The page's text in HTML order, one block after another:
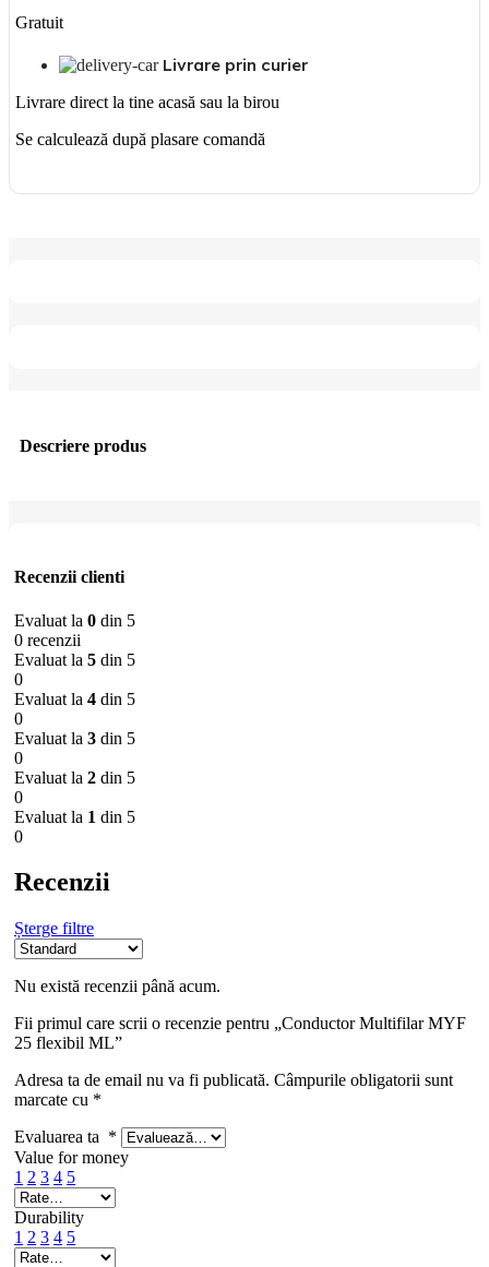
Gratuit
Livrare prin curier
Livrare direct la tine acasă sau la birou
Se calculează după plasare comandă
Descriere produs
Recenzii clienti
Evaluat la 0 din 5
0 recenzii
Evaluat la 5 din 5
0
Evaluat la 4 din 5
0
Evaluat la 3 din 5
0
Evaluat la 2 din 5
0
Evaluat la 1 din 5
0
Recenzii
Șterge filtre
Nu există recenzii până acum.
Fii primul care scrii o recenzie pentru „Conductor Multifilar MYF
25 flexibil ML”
Adresa ta de email nu va fi publicată. Câmpurile obligatorii sunt
marcate cu *
Evaluarea ta *
Value for money
1 2 3 4 5
Durability
1 2 3 4 5